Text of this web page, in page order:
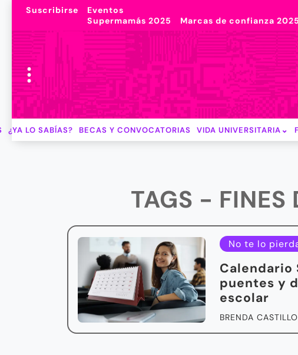
Suscribirse
Eventos
Supermamás 2025
Marcas de confianza 2025
¿YA LO SABÍAS? BECAS Y CONVOCATORIAS VIDA UNIVERSITARIA
TAGS -
No te lo
Calendario
puentes y
escolar
BRENDA CASTILLO